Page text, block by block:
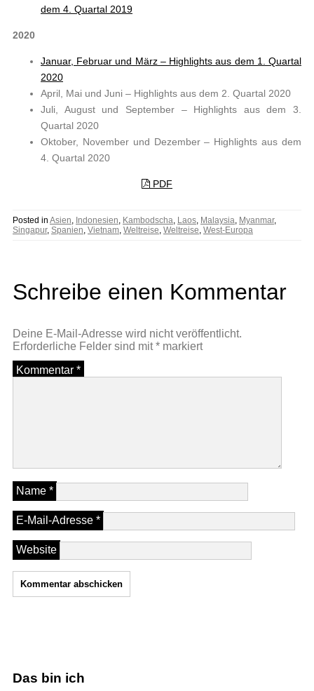
dem 4. Quartal 2019
2020
Januar, Februar und März – Highlights aus dem 1. Quartal
2020
April, Mai und Juni – Highlights aus dem 2. Quartal 2020
Juli, August und September – Highlights aus dem 3.
Quartal 2020
Oktober, November und Dezember – Highlights aus dem
4. Quartal 2020
PDF
Posted in Asien, Indonesien, Kambodscha, Laos, Malaysia, Myanmar,
Singapur, Spanien, Vietnam, Weltreise, Weltreise, West-Europa
Schreibe einen Kommentar
Deine E-Mail-Adresse wird nicht veröffentlicht.
Erforderliche Felder sind mit* markiert
Kommentar *
Name *
E-Mail-Adresse *
Website
Das bin ich